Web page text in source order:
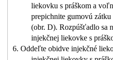
liekovku s práškom a
prepichnite gumovú
(obr. D). Rozpúšťadlo sa
injekčnej liekovke s
6. Oddeľte obidve injekčné